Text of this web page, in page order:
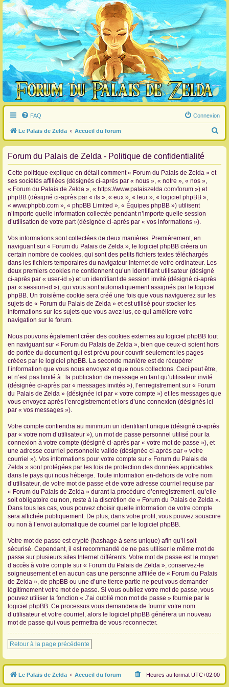
FAQ Connexion
Le Palais de Zelda Accueil du forum
e
Forum du Palais de Zelda - Politique de confidentialité
Cette politique explique en détail comment « Forum du Palais de Zelda » et
ses sociétés affiliées (désignés ci-après par « nous », « notre », « nos »,
« Forum du Palais de Zelda », « https://www.palaiszelda.com/forum ») et
phpBB (désigné ci-après par « ils », « eux », « leur », « logiciel phpBB »,
« www.phpbb.com », « phpBB Limited », « Équipes phpBB ») utilisent
n’importe quelle information collectée pendant n’importe quelle session
d’utilisation de votre part (désignée ci-après par « vos informations »).
Vos informations sont collectées de deux manières. Premièrement, en
naviguant sur « Forum du Palais de Zelda », le logiciel phpBB créera un
certain nombre de cookies, qui sont des petits fichiers textes téléchargés
dans les fichiers temporaires du navigateur Internet de votre ordinateur. Les
deux premiers cookies ne contiennent qu’un identifiant utilisateur (désigné
ci-après par « user-id ») et un identifiant de session invité (désigné ci-après
par « session-id »), qui vous sont automatiquement assignés par le logiciel
phpBB. Un troisième cookie sera créé une fois que vous naviguerez sur les
sujets de « Forum du Palais de Zelda » et est utilisé pour stocker les
informations sur les sujets que vous avez lus, ce qui améliore votre
navigation sur le forum.
Nous pouvons également créer des cookies externes au logiciel phpBB tout
en naviguant sur « Forum du Palais de Zelda », bien que ceux-ci soient hors
de portée du document qui est prévu pour couvrir seulement les pages
créées par le logiciel phpBB. La seconde manière est de récupérer
l’information que vous nous envoyez et que nous collectons. Ceci peut être,
et n’est pas limité à : la publication de message en tant qu’utilisateur invité
(désignée ci-après par « messages invités »), l’enregistrement sur « Forum
du Palais de Zelda » (désignée ici par « votre compte ») et les messages que
vous envoyez après l’enregistrement et lors d’une connexion (désignés ici
par « vos messages »).
Votre compte contiendra au minimum un identifiant unique (désigné ci-après
par « votre nom d’utilisateur »), un mot de passe personnel utilisé pour la
connexion à votre compte (désigné ci-après par « votre mot de passe »), et
une adresse courriel personnelle valide (désignée ci-après par « votre
courriel »). Vos informations pour votre compte sur « Forum du Palais de
Zelda » sont protégées par les lois de protection des données applicables
dans le pays qui nous héberge. Toute information en-dehors de votre nom
d’utilisateur, de votre mot de passe et de votre adresse courriel requise par
« Forum du Palais de Zelda » durant la procédure d’enregistrement, qu’elle
soit obligatoire ou non, reste à la discrétion de « Forum du Palais de Zelda ».
Dans tous les cas, vous pouvez choisir quelle information de votre compte
sera affichée publiquement. De plus, dans votre profil, vous pouvez souscrire
ou non à l’envoi automatique de courriel par le logiciel phpBB.
Votre mot de passe est crypté (hashage à sens unique) afin qu’il soit
sécurisé. Cependant, il est recommandé de ne pas utiliser le même mot de
passe sur plusieurs sites Internet différents. Votre mot de passe est le moyen
d’accès à votre compte sur « Forum du Palais de Zelda », conservez-le
soigneusement et en aucun cas une personne affiliée de « Forum du Palais
de Zelda », de phpBB ou une d’une tierce partie ne peut vous demander
légitimement votre mot de passe. Si vous oubliez votre mot de passe, vous
pouvez utiliser la fonction « J’ai oublié mon mot de passe » fournie par le
logiciel phpBB. Ce processus vous demandera de fournir votre nom
d’utilisateur et votre courriel, alors le logiciel phpBB générera un nouveau
mot de passe qui vous permettra de vous reconnecter.
Retour à la page précédente
Le Palais de Zelda Accueil du forum Heures au format UTC+02:00